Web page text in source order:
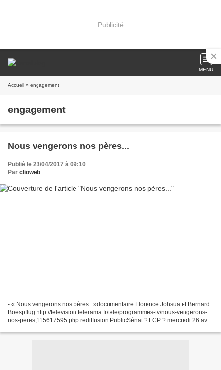
Publicité
MENU
Accueil » engagement
engagement
Nous vengerons nos pères...
Publié le 23/04/2017 à 09:10
Par clioweb
- « Nous vengerons nos pères...»documentaire Florence Johsua et Bernard
Boespflug http://television.telerama.fr/tele/programmes-tv/nous-vengerons-
nos-peres,115617595.php rediffusion PublicSénat ? LCP ? mercredi 26 avril